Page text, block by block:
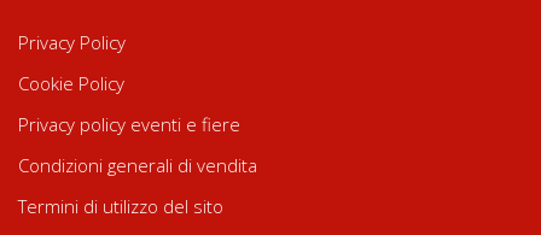
Privacy Policy
Cookie Policy
Privacy policy eventi e fiere
Condizioni generali di vendita
Termini di utilizzo del sito